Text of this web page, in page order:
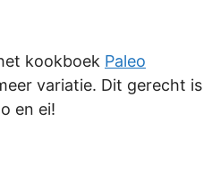
kookboek Paleo
variatie. Dit gerecht is
en ei!